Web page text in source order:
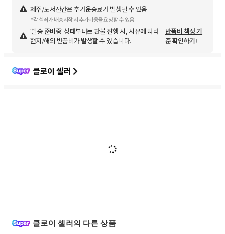
제주/도서산간은 추가운송료가 발생될 수 있음
*각 셀러가 배송시작 시 추가비용을 요청할 수 있음
'발송 준비중' 상태부터는 환불 진행 시, 사유에 따라
현지/해외 반품비가 발생할 수 있습니다.
반품비 책정 기
준 확인하기!
클로이 셀러
클로이 셀러의 다른 상품